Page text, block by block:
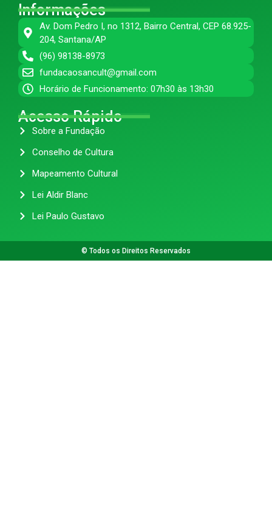
Informações
Av. Dom Pedro I, no 1312, Bairro Central, CEP 68.925-
204, Santana/AP
(96) 98138-8973
fundacaosancult@gmail.com
Horário de Funcionamento: 07h30 às 13h30
Acesso Rápido
Sobre a Fundação
Conselho de Cultura
Mapeamento Cultural
Lei Aldir Blanc
Lei Paulo Gustavo
© Todos os Direitos Reservados